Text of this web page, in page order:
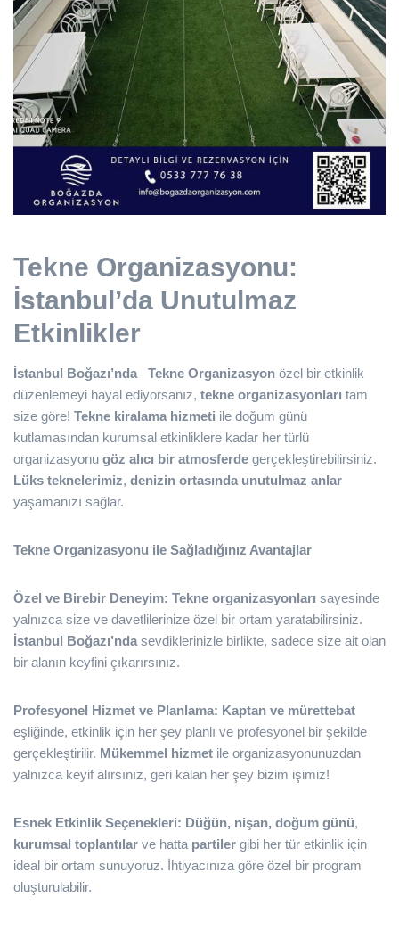
Tekne Organizasyonu:
İstanbul’da Unutulmaz
Etkinlikler
İstanbul Boğazı’nda Tekne Organizasyon özel bir etkinlik
düzenlemeyi hayal ediyorsanız, tekne organizasyonları tam
size göre! Tekne kiralama hizmeti ile doğum günü
kutlamasından kurumsal etkinliklere kadar her türlü
organizasyonu göz alıcı bir atmosferde gerçekleştirebilirsiniz.
Lüks teknelerimiz, denizin ortasında unutulmaz anlar
yaşamanızı sağlar.
Tekne Organizasyonu ile Sağladığınız Avantajlar
Özel ve Birebir Deneyim: Tekne organizasyonları sayesinde
yalnızca size ve davetlilerinize özel bir ortam yaratabilirsiniz.
İstanbul Boğazı’nda sevdiklerinizle birlikte, sadece size ait olan
bir alanın keyfini çıkarırsınız.
Profesyonel Hizmet ve Planlama: Kaptan ve mürettebat
eşliğinde, etkinlik için her şey planlı ve profesyonel bir şekilde
gerçekleştirilir. Mükemmel hizmet ile organizasyonunuzdan
yalnızca keyif alırsınız, geri kalan her şey bizim işimiz!
Esnek Etkinlik Seçenekleri: Düğün, nişan, doğum günü,
kurumsal toplantılar ve hatta partiler gibi her tür etkinlik için
ideal bir ortam sunuyoruz. İhtiyacınıza göre özel bir program
oluşturulabilir.